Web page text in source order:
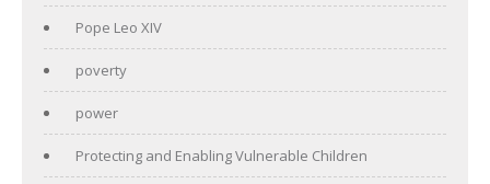
Pope Leo XIV
poverty
power
Protecting and Enabling Vulnerable Children